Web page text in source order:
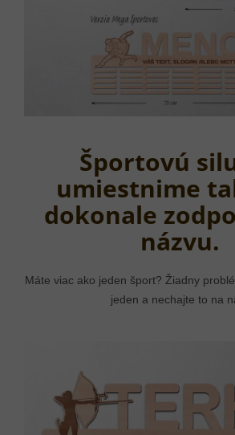
Športovú
umiestnime
dokonale
názvu.
Máte viac ako jeden šport? Žiadny
jeden a nechajte to na